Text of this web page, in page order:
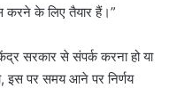
करने के लिए तैयार हैं।”
सरकार से संपर्क करना हो या
इस पर समय आने पर निर्णय